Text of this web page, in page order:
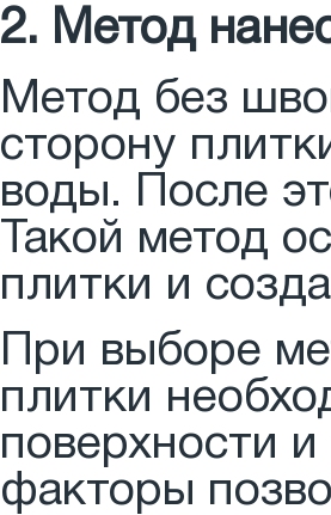
2. Метод
Метод без
сторону
воды. После
Такой метод
плитки и
При выборе
плитки
поверхности
факторы